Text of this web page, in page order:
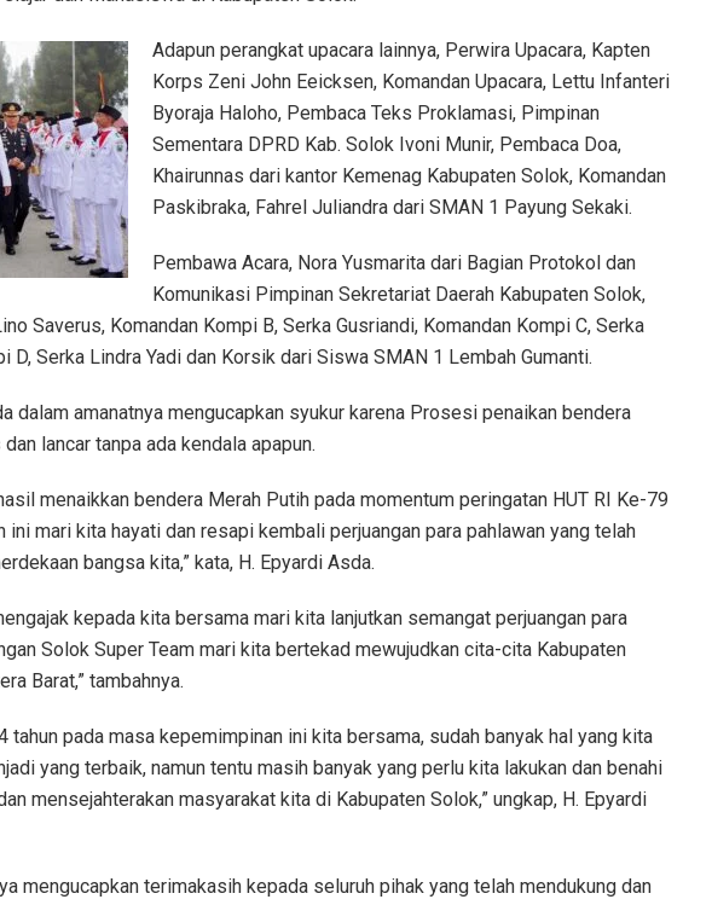
Adapun perangkat upacara lainnya, Perwira Upacara, Kapten
Korps Zeni John Eeicksen, Komandan Upacara, Lettu Infanteri
Byoraja Haloho, Pembaca Teks Proklamasi, Pimpinan
Sementara DPRD Kab. Solok Ivoni Munir, Pembaca Doa,
Khairunnas dari kantor Kemenag Kabupaten Solok, Komandan
Paskibraka, Fahrel Juliandra dari SMAN 1 Payung Sekaki.
Pembawa Acara, Nora Yusmarita dari Bagian Protokol dan
Komunikasi Pimpinan Sekretariat Daerah Kabupaten Solok,
Saverus, Komandan Kompi B, Serka Gusriandi, Komandan Kompi C, Serka
D, Serka Lindra Yadi dan Korsik dari Siswa SMAN 1 Lembah Gumanti.
dalam amanatnya mengucapkan syukur karena Prosesi penaikan bendera
lancar tanpa ada kendala apapun.
menaikkan bendera Merah Putih pada momentum peringatan HUT RI Ke-79
ini mari kita hayati dan resapi kembali perjuangan para pahlawan yang telah
bangsa kita,” kata, H. Epyardi Asda.
kepada kita bersama mari kita lanjutkan semangat perjuangan para
Solok Super Team mari kita bertekad mewujudkan cita-cita Kabupaten
Barat,” tambahnya.
tahun pada masa kepemimpinan ini kita bersama, sudah banyak hal yang kita
yang terbaik, namun tentu masih banyak yang perlu kita lakukan dan benahi
mensejahterakan masyarakat kita di Kabupaten Solok,” ungkap, H. Epyardi
mengucapkan terimakasih kepada seluruh pihak yang telah mendukung dan